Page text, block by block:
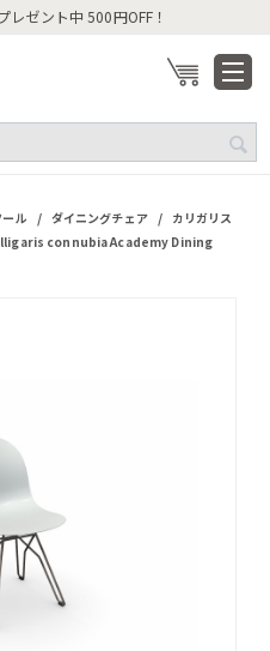
レゼント中 500円OFF！
ル / ダイニングチェア /
カリガリス
connubia Academy Dining